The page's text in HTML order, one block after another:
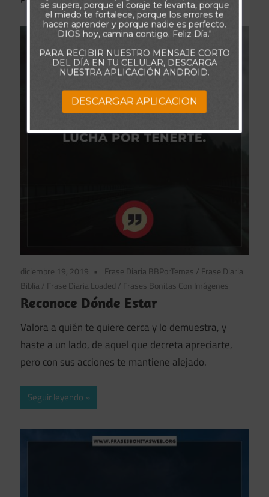
diciembre 19, 2019 Frase Diaria BBPorTemas / Frase Diaria
Biblia / Frase Diaria Loaded / Frases Bonitas Con Imágenes
Reconoce Dónde Estar
Valora a quién te quiere cerca y lo demuestra, y
haste a un lado, de aquel que decreta apreciarte,
pero con sus acciones te mantiene alejado.
Seguir leyendo
se supera, porque el coraje te levanta, porque
el miedo te fortalece, porque los errores te
hacen aprender y porque nadie es perfecto.
DIOS hoy, camina contigo. Feliz Día."
PARA RECIBIR NUESTRO MENSAJE CORTO
DEL DÍA EN TU CELULAR, DESCARGA
NUESTRA APLICACIÓN ANDROID.
DESCARGAR APLICACION